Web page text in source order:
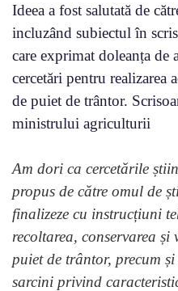
Ideea a fost salutată de
incluzând subiectul în
care exprimat doleanța de
cercetări pentru realizarea
de puiet de trântor.
ministrului agriculturii
Am dori ca cercetările
propus de către omul de
finalizeze cu instrucțiuni
recoltarea, conservarea
puiet de trântor, precum
sarcini privind